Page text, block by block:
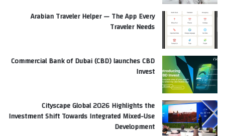
Arabian Traveler Helper — The App Every
Traveler Needs
Commercial Bank of Dubai (CBD) launches CBD
Invest
Cityscape Global 2026 Highlights the
Investment Shift Towards Integrated Mixed-Use
Development